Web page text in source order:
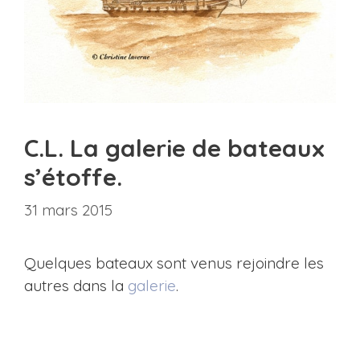
C.L. La galerie de bateaux
s’étoffe.
31 mars 2015
Quelques bateaux sont venus rejoindre les
autres dans la galerie.